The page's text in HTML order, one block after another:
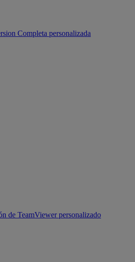
Completa personalizada
de TeamViewer personalizado